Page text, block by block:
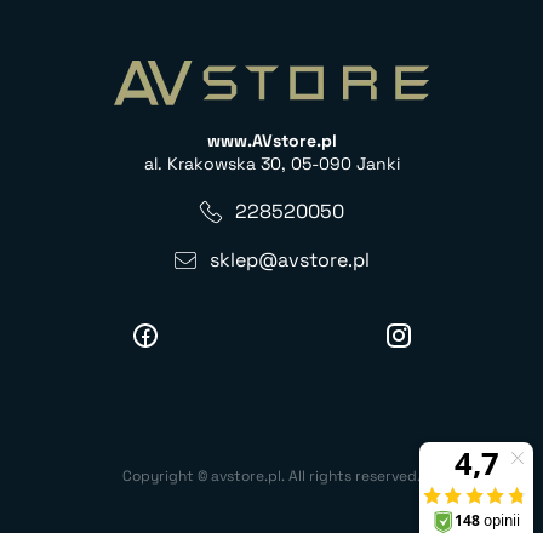
www.AVstore.pl
al. Krakowska 30, 05-090 Janki
228520050
sklep@avstore.pl
Copyright © avstore.pl. All rights reserved.